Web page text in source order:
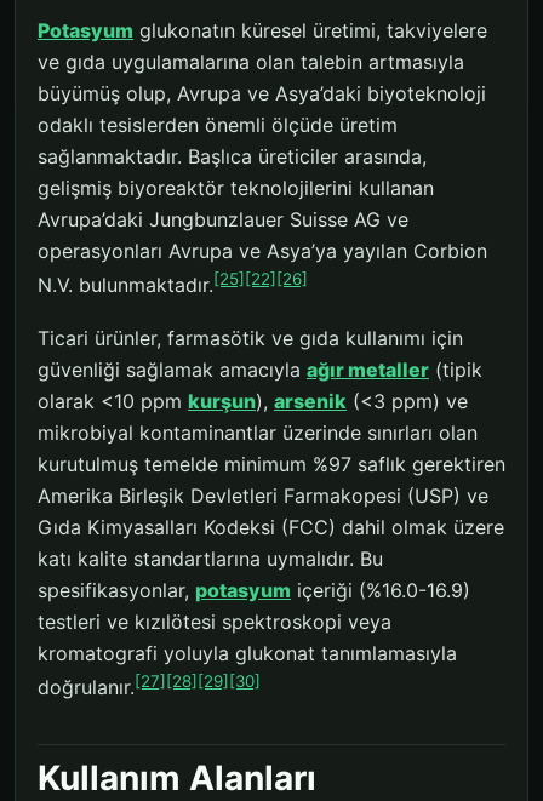
Potasyum glukonatın küresel üretimi, takviyelere
ve gıda uygulamalarına olan talebin artmasıyla
büyümüş olup, Avrupa ve Asya’daki biyoteknoloji
odaklı tesislerden önemli ölçüde üretim
sağlanmaktadır. Başlıca üreticiler arasında,
gelişmiş biyoreaktör teknolojilerini kullanan
Avrupa’daki Jungbunzlauer Suisse AG ve
operasyonları Avrupa ve Asya’ya yayılan Corbion
N.V. bulunmaktadır.[25][22][26]
Ticari ürünler, farmasötik ve gıda kullanımı için
güvenliği sağlamak amacıyla ağır metaller (tipik
olarak <10 ppm kurşun), arsenik (<3 ppm) ve
mikrobiyal kontaminantlar üzerinde sınırları olan
kurutulmuş temelde minimum %97 saflık gerektiren
Amerika Birleşik Devletleri Farmakopesi (USP) ve
Gıda Kimyasalları Kodeksi (FCC) dahil olmak üzere
katı kalite standartlarına uymalıdır. Bu
spesifikasyonlar, potasyum içeriği (%16.0-16.9)
testleri ve kızılötesi spektroskopi veya
kromatografi yoluyla glukonat tanımlamasıyla
doğrulanır.[27] [28] [29] [30]
Kullanım Alanları